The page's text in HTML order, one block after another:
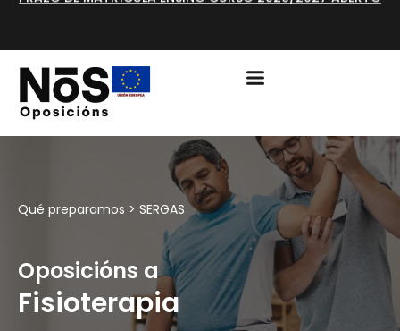
Qué preparamos > SERGAS
Oposicións a
Fisioterapia